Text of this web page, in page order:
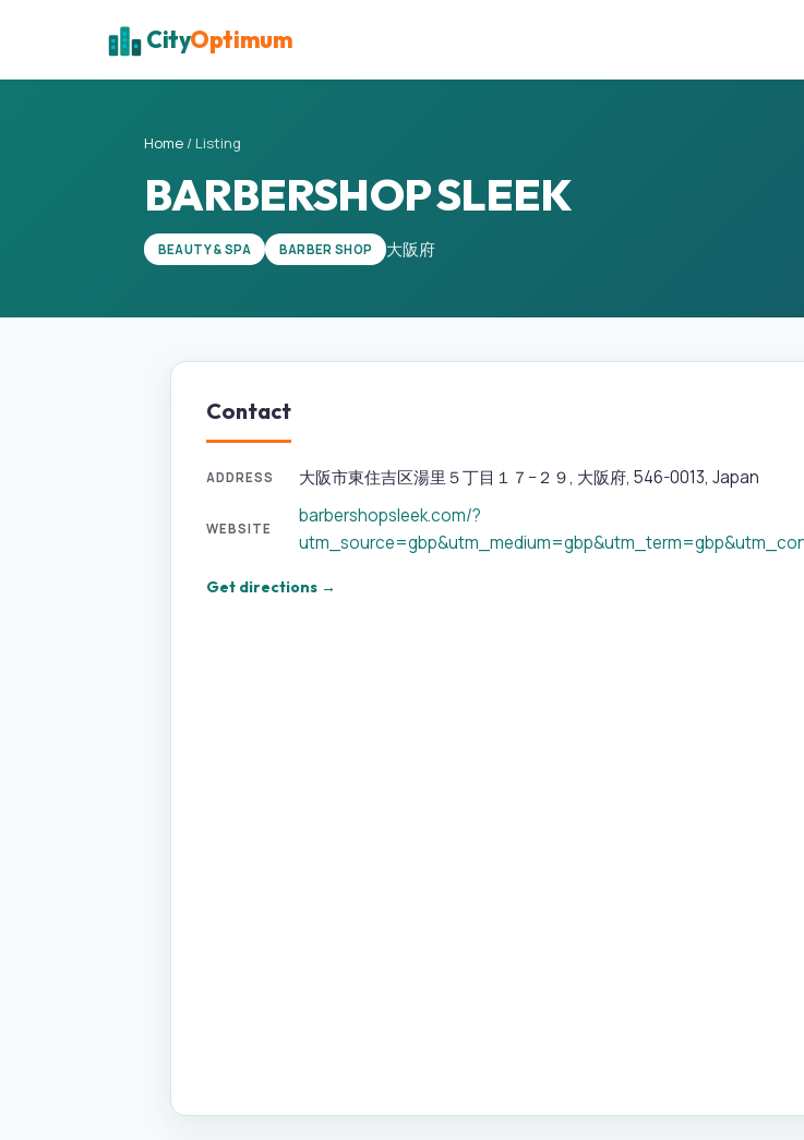
CityOptimum
Home / Listing
BARBERSHOP SLEEK
BEAUTY & SPA BARBER SHOP 大阪府
Contact
ADDRESS 大阪市東住吉区湯里５丁目１７−２９, 大阪府, 546-0013, Japan
WEBSITE
barbershopsleek.com/?
Get directions →